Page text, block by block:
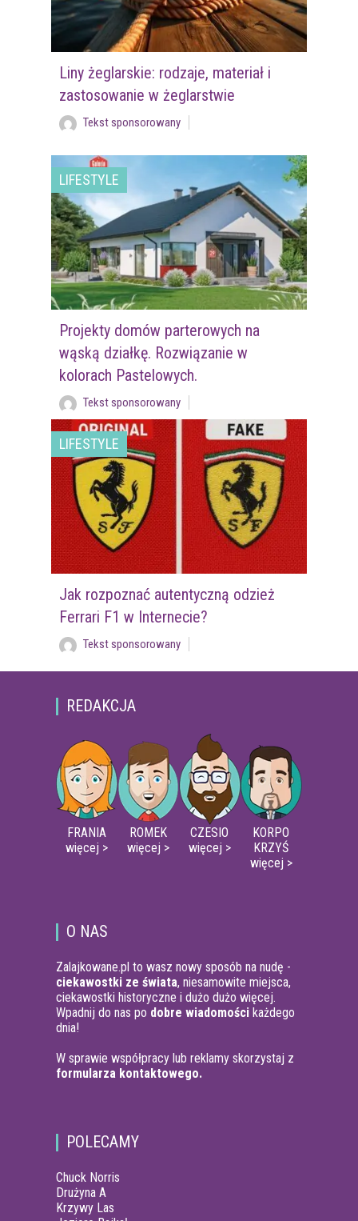
Liny żeglarskie: rodzaje, materiał i
zastosowanie w żeglarstwie
Tekst sponsorowany
LIFESTYLE
Projekty domów parterowych na
wąską działkę. Rozwiązanie w
kolorach Pastelowych.
Tekst sponsorowany
LIFESTYLE
Jak rozpoznać autentyczną odzież
Ferrari F1 w Internecie?
Tekst sponsorowany
REDAKCJA
FRANIA
więcej >
ROMEK
więcej >
CZESIO
więcej >
KORPO
KRZYŚ
więcej >
O NAS
Zalajkowane.pl to wasz nowy sposób na nudę -
ciekawostki ze świata, niesamowite miejsca,
ciekawostki historyczne i dużo dużo więcej.
Wpadnij do nas po dobre wiadomości każdego
dnia!
W sprawie współpracy lub reklamy skorzystaj z
formularza kontaktowego.
POLECAMY
Chuck Norris
Drużyna A
Krzywy Las